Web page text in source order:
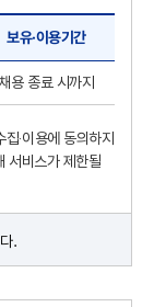
보유·이용기간
채용 종료 시까지
‧이용에 동의하지
서비스가 제한될
.